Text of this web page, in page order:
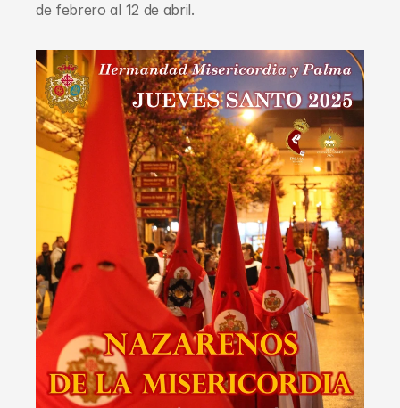
de febrero al 12 de abril.